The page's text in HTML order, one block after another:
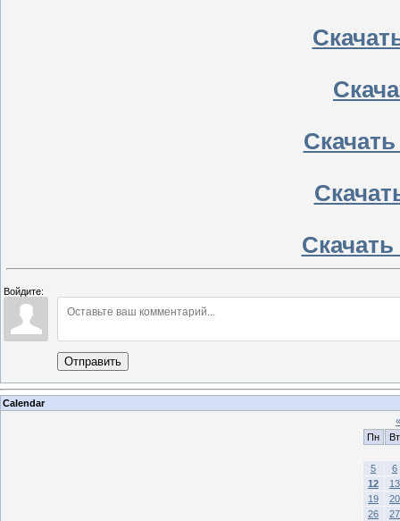
Войдите:
Отправить
Calendar
«
Пн
Вт
5
6
12
13
19
20
26
27